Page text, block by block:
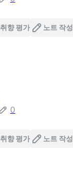
취향 평가 노트 작성
0
취향 평가 노트 작성